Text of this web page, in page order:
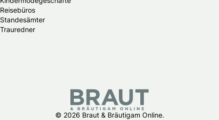
Reisebüros
Standesämter
Trauredner
© 2026 Braut & Bräutigam Online.